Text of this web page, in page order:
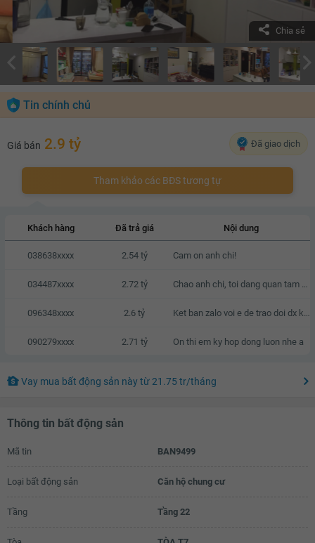
Chia sẻ
Tin chính chủ
Giá bán 2.9 tỷ Đã giao dịch
Tham khảo các BĐS tương tự
Khách hàng Đã trả giá Nội dung
038638xxxx 2.54 tỷ Cam on anh chi!
034487xxxx 2.72 tỷ
096348xxxx 2.6 tỷ
090279xxxx 2.71 tỷ On thi em ky hop dong luon nhe a
Vay mua bất động sản nàytừ21.75 tr/tháng
Thông tin bất động sản
Mã tin BAN9499
Loại bất động sản Căn hộ chung cư
Tầng Tầng 22